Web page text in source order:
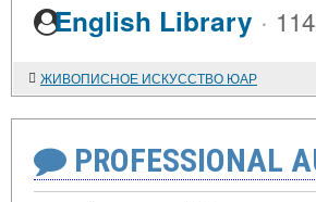
English Library ·
ЖИВОПИСНОЕ ИСКУССТВО ЮАР
PROFESSIONAL